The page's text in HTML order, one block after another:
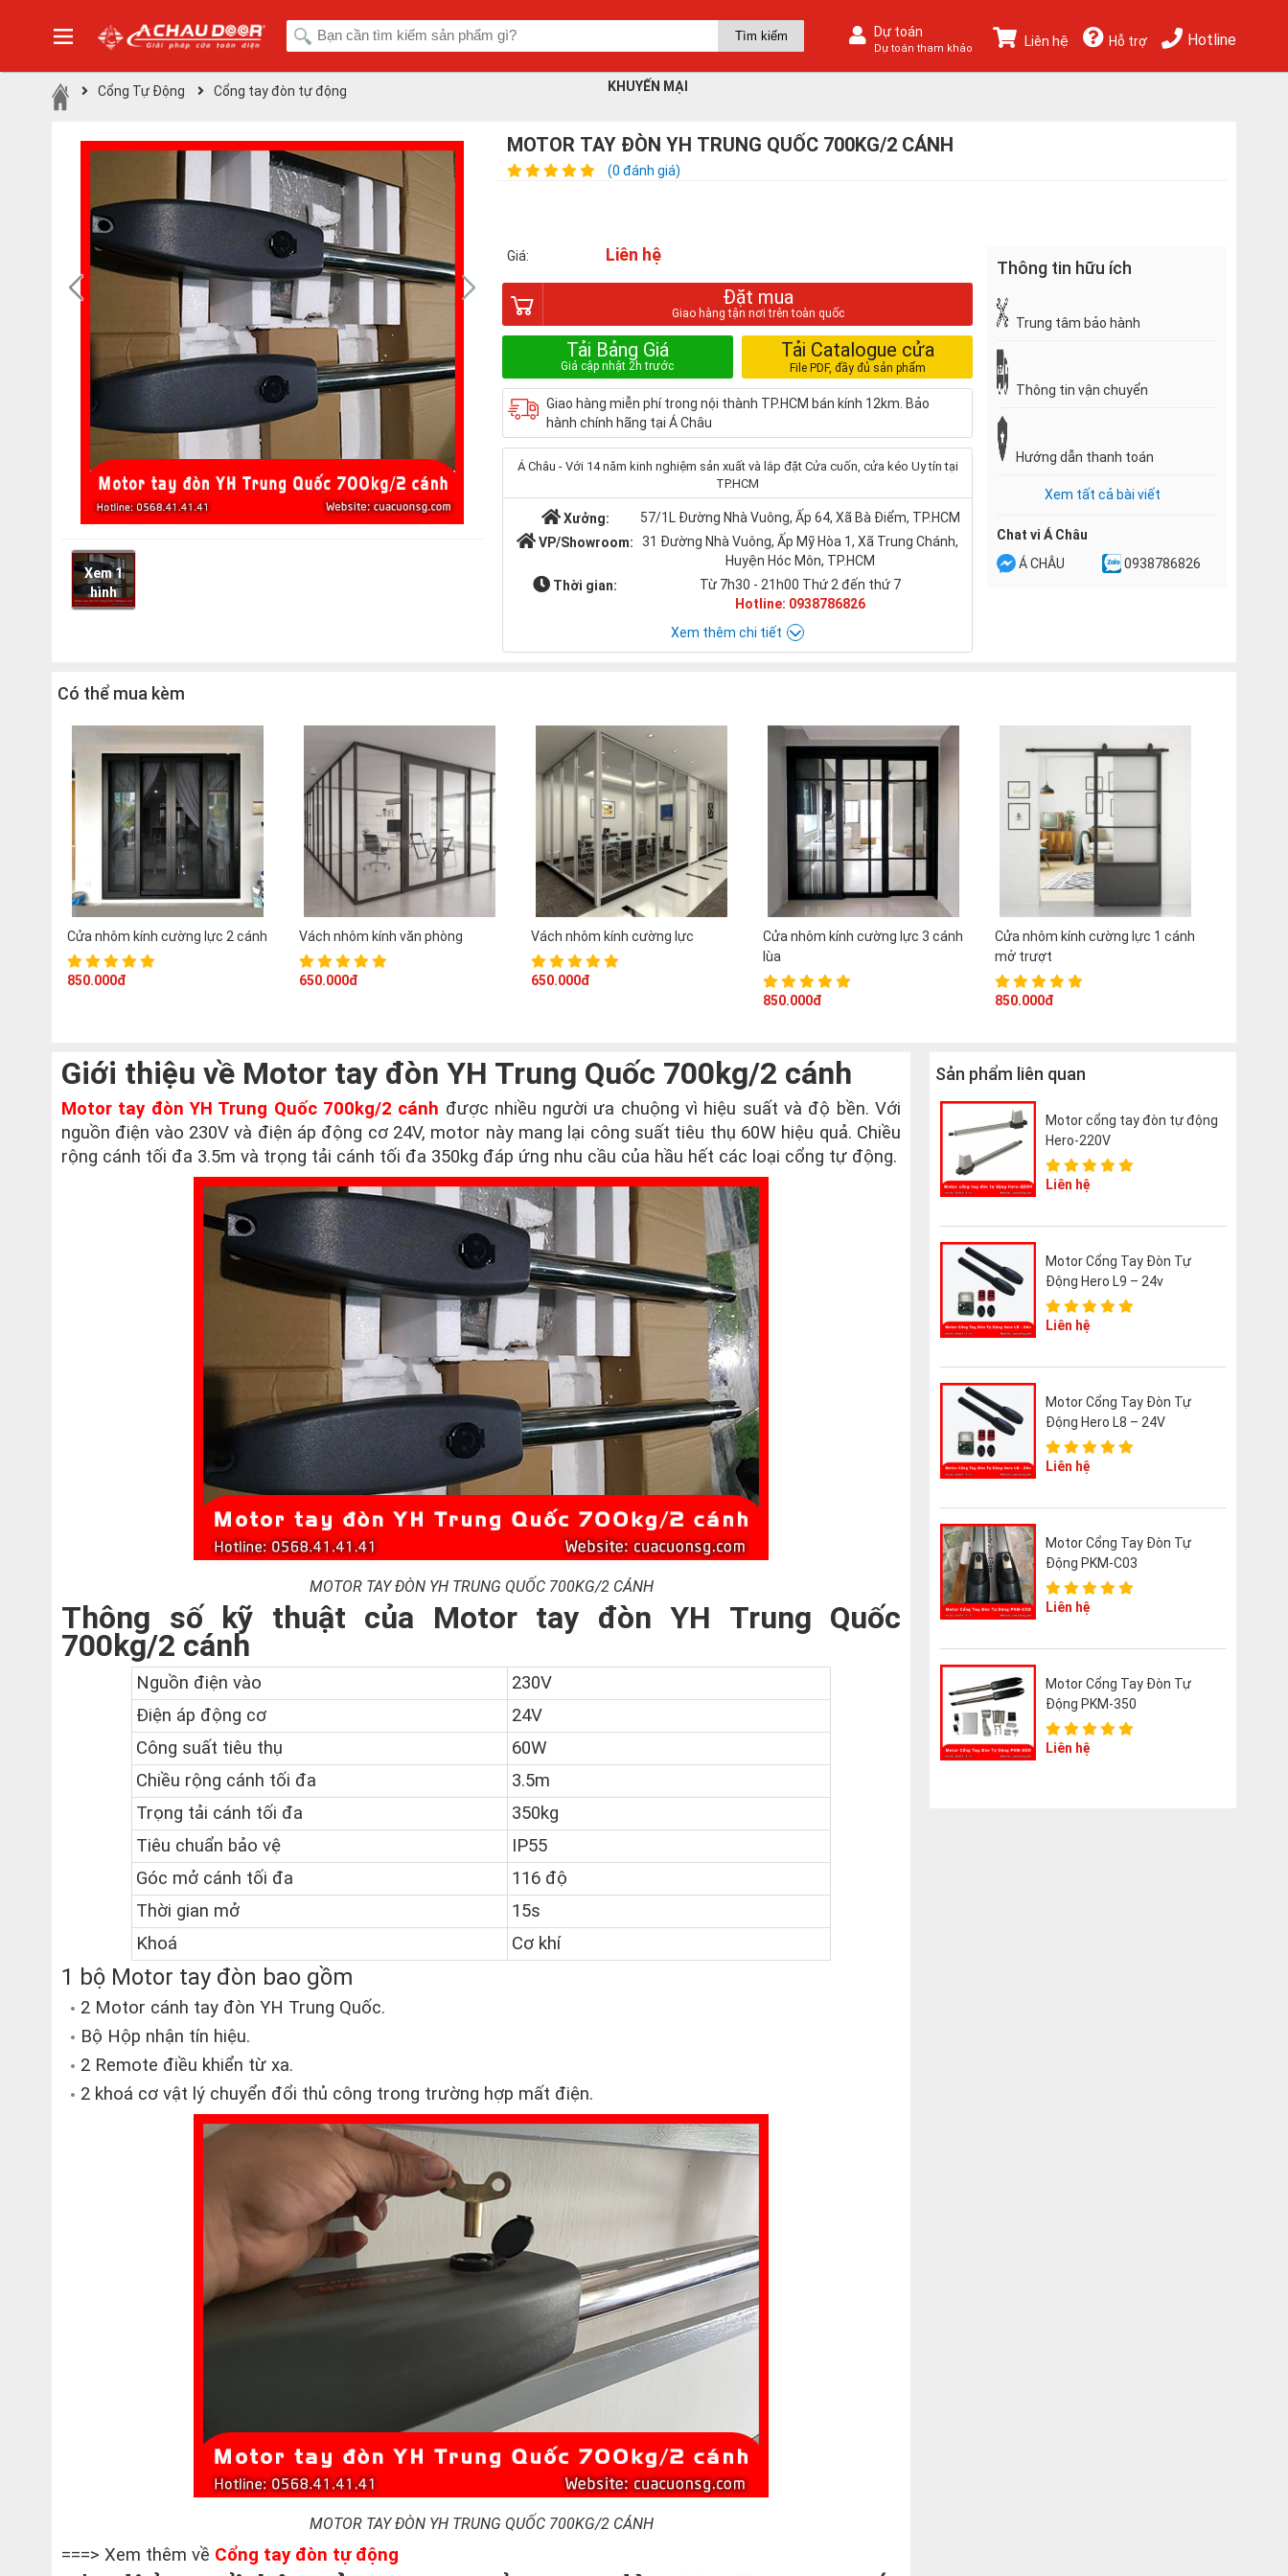
Dự toán
Dự toán tham khảo Liên hệ Hỗ trợ Hotline
KHUYẾN MẠI
Cổng Tự Động Cổng tay đòn tự động
Xem 1
hình
MOTOR TAY ĐÒN YH TRUNG QUỐC 700KG/2 CÁNH
(0 đánh giá)
Giá: Liên hệ
Đặt mua
Tải Bảng Giá Tải Catalogue cửa
Giao hàng miễn phí trong nội thành TP.HCM bán kính 12km. Bảo
hành chính hãng tại Á Châu
Á Châu - Với 14 năm kinh nghiệm sản xuất và lắp đặt Cửa cuốn, cửa kéo Uy tín tại
TP.HCM
Xưởng:
57/1L Đường Nhà Vuông, Ấp 64, Xã Bà Điểm, TP.HCM
VP/Showroom:
31 Đường Nhà Vuông, Ấp Mỹ Hòa 1, Xã Trung Chánh,
Huyện Hóc Môn, TP.HCM
Thời gian:
Từ 7h30 - 21h00 Thứ 2 đến thứ 7
Hotline: 0938786826
Xem thêm chi tiết
cuacuonachau@gmail.com
Thông tin hữu ích
Trung tâm bảo hành
Thông tin vận chuyển
Hướng dẫn thanh toán
Xem tất cả bài viết
Chat vi Á Châu
Á CHÂU
0938786826
Có thể mua kèm
Cửa nhôm kính cường lực 2 cánh
850.000đ
Vách nhôm kính văn phòng
650.000đ
Vách nhôm kính cường lực
650.000đ
Cửa nhôm kính cường lực 3 cánh
lùa
850.000đ
Cửa nhôm kính cường lực 1 cánh
mở trượt
850.000đ
Giới thiệu về Motor tay đòn YH Trung Quốc 700kg/2 cánh
Motor tay đòn YH Trung Quốc 700kg/2 cánh được nhiều người ưa chuộng vì hiệu suất và độ bền. Với
nguồn điện vào 230V và điện áp động cơ 24V, motor này mang lại công suất tiêu thụ 60W hiệu quả. Chiều
rộng cánh tối đa 3.5m và trọng tải cánh tối đa 350kg đáp ứng nhu cầu của hầu hết các loại cổng tự động.
MOTOR TAY ĐÒN YH TRUNG QUỐC 700KG/2 CÁNH
Thông số kỹ thuật của Motor tay đòn YH Trung Quốc
700kg/2 cánh
Nguồn điện vào
230V
Điện áp động cơ
24V
Công suất tiêu thụ
60W
Chiều rộng cánh tối đa
3.5m
Trọng tải cánh tối đa
350kg
Tiêu chuẩn bảo vệ
IP55
Góc mở cánh tối đa
116 độ
Thời gian mở
15s
Khoá
Cơ khí
1 bộ Motor tay đòn bao gồm
2 Motor cánh tay đòn YH Trung Quốc.
Bộ Hộp nhận tín hiệu.
2 Remote điều khiển từ xa.
2 khoá cơ vật lý chuyển đổi thủ công trong trường hợp mất điện.
MOTOR TAY ĐÒN YH TRUNG QUỐC 700KG/2 CÁNH
===> Xem thêm về Cổng tay đòn tự động
Sản phẩm liên quan
Motor cổng tay đòn tự động
Hero-220V
Liên hệ
Motor Cổng Tay Đòn Tự
Động Hero L9 – 24v
Liên hệ
Motor Cổng Tay Đòn Tự
Động Hero L8 – 24V
Liên hệ
Motor Cổng Tay Đòn Tự
Động PKM-C03
Liên hệ
Motor Cổng Tay Đòn Tự
Động PKM-350
Liên hệ